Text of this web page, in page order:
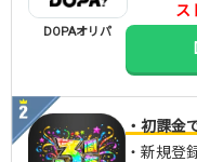
DOPAオリパ
ス
・初課金
・新規登